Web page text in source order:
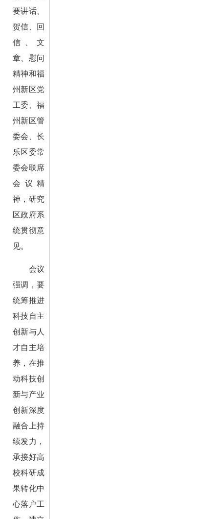
要讲话、
贺信、回
信、文
章、慰问
精神和福
州新区党
工委、福
州新区管
委会、长
乐区委常
委会联席
会议精
神，研究
区政府系
统贯彻意
见。
会议
强调，要
统筹推进
科技自主
创新与人
才自主培
养，在推
动科技创
新与产业
创新深度
融合上持
续发力，
承接好高
校科研成
果转化中
心落户工